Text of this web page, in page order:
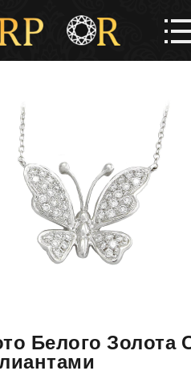
Белого Золота